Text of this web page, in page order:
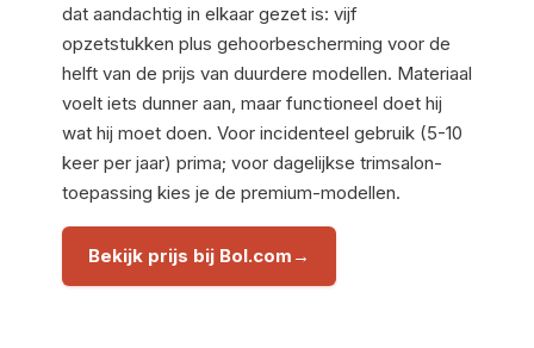
dat aandachtig in elkaar gezet is: vijf
opzetstukken plus gehoorbescherming voor de
helft van de prijs van duurdere modellen. Materiaal
voelt iets dunner aan, maar functioneel doet hij
wat hij moet doen. Voor incidenteel gebruik (5-10
keer per jaar) prima; voor dagelijkse trimsalon-
toepassing kies je de premium-modellen.
Bekijk prijs bij Bol.com